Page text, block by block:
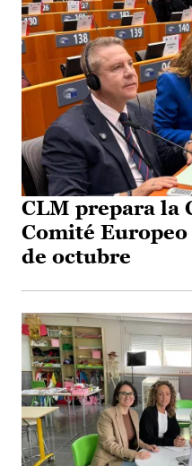
CLM prepara la
Comité Europeo
de octubre